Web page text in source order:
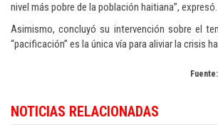
nivel más pobre de la población haitiana”, expresó.
Asimismo, concluyó su intervención sobre el
“pacificación” es la única vía para aliviar la crisis
Republic news in English.
NOTICIAS RELACIONADAS